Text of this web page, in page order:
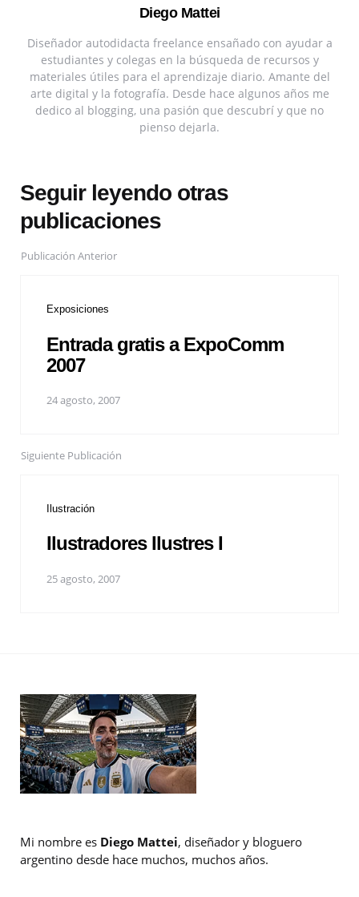
Diego Mattei
Diseñador autodidacta freelance ensañado con ayudar a
estudiantes y colegas en la búsqueda de recursos y
materiales útiles para el aprendizaje diario. Amante del
arte digital y la fotografía. Desde hace algunos años me
dedico al blogging, una pasión que descubrí y que no
pienso dejarla.
Seguir leyendo otras
publicaciones
Publicación Anterior
Exposiciones
Entrada gratis a ExpoComm
2007
24 agosto, 2007
Siguiente Publicación
Ilustración
Ilustradores Ilustres I
25 agosto, 2007
Mi nombre es Diego Mattei, diseñador y bloguero
argentino desde hace muchos, muchos años.